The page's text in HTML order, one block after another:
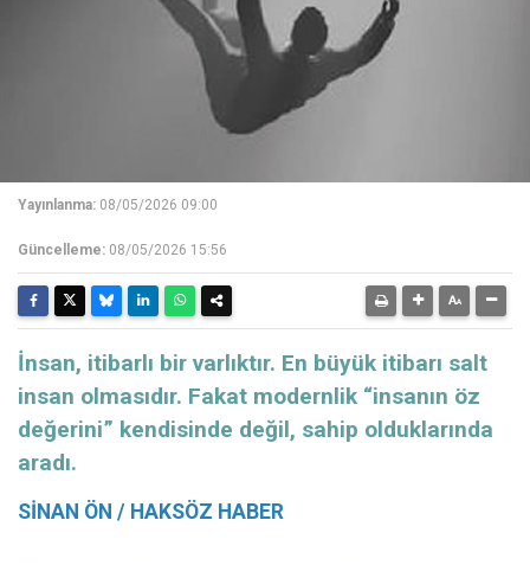
Yayınlanma: 08/05/2026 09:00
Güncelleme: 08/05/2026 15:56
İnsan, itibarlı bir varlıktır. En büyük itibarı salt
insan olmasıdır. Fakat modernlik “insanın öz
değerini” kendisinde değil, sahip olduklarında
aradı.
SİNAN ÖN / HAKSÖZ HABER